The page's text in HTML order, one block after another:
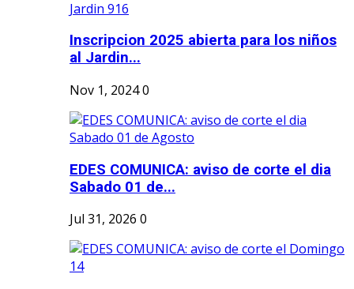
Inscripcion 2025 abierta para los niños
al Jardin...
Nov 1, 20240
EDES COMUNICA: aviso de corte el dia
Sabado 01 de...
Jul 31, 2026 0